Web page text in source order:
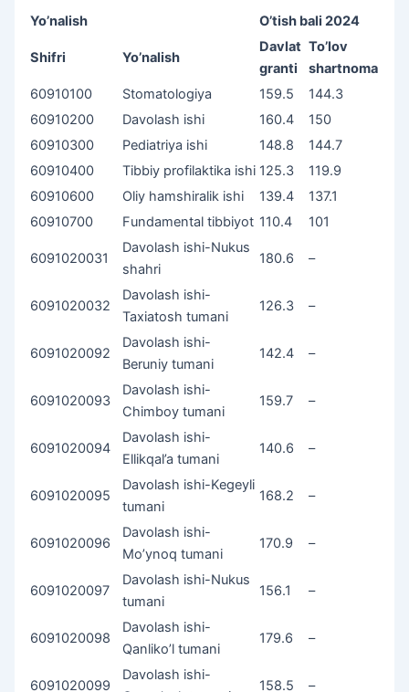
Yo’nalish O’tish bali 2024
Shifri Yo’nalish
Davlat
granti
To’lov
shartnoma
60910100
Stomatologiya 159.5
144.3
60910200
Davolash ishi 160.4
150
60910300
Pediatriya ishi 148.8
144.7
60910400
Tibbiy profilaktika ishi 125.3
119.9
60910600
Oliy hamshiralik ishi 139.4
137.1
60910700
Fundamental tibbiyot 110.4 101
6091020031
Davolash ishi-Nukus
shahri
180.6 –
6091020032
Davolash ishi-
Taxiatosh tumani
126.3 –
6091020092
Davolash ishi-
Beruniy tumani
142.4 –
6091020093
Davolash ishi-
Chimboy tumani
159.7 –
6091020094
Davolash ishi-
Ellikqal’a tumani
140.6 –
6091020095
Davolash ishi-Kegeyli
tumani
168.2 –
6091020096
Davolash ishi-
Mo’ynoq tumani
170.9 –
6091020097
Davolash ishi-Nukus
tumani
156.1 –
6091020098
Davolash ishi-
Qanliko’l tumani
179.6 –
6091020099
Davolash ishi-
158.5 –